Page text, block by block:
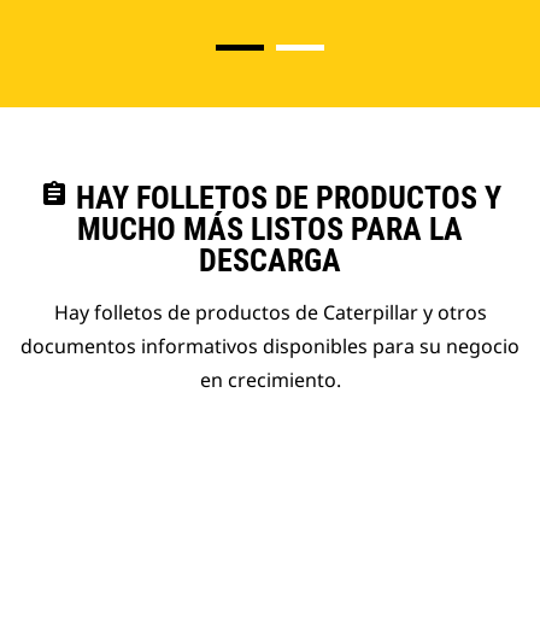
assignment HAY FOLLETOS DE PRODUCTOS Y
MUCHO MÁS LISTOS PARA LA
DESCARGA
Hay folletos de productos de Caterpillar y otros
documentos informativos disponibles para su negocio
en crecimiento.